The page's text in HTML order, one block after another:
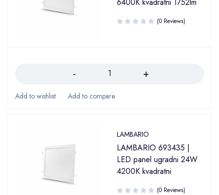
(0 Reviews)
LAMBARIO
LAMBARIO 693435 |
LED panel ugradni 24W
4200K kvadratni
(0 Reviews)